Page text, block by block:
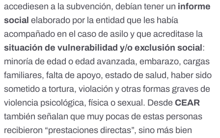
accediesen a la subvención, debían tener un informe
social elaborado por la entidad que les había
acompañado en el caso de asilo y que acreditase la
situación de vulnerabilidad y/o exclusión social :
minoría de edad o edad avanzada, embarazo, cargas
familiares, falta de apoyo, estado de salud, haber sido
sometido a tortura, violación y otras formas graves de
violencia psicológica, física o sexual. Desde CEAR
también señalan que muy pocas de estas personas
recibieron “prestaciones directas”, sino más bien